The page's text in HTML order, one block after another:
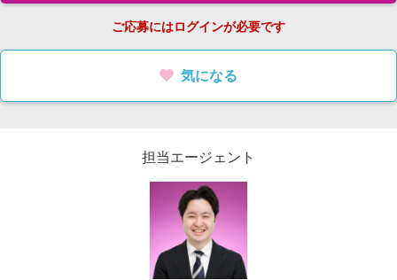
ご応募にはログインが必要です
気になる
担当エージェント